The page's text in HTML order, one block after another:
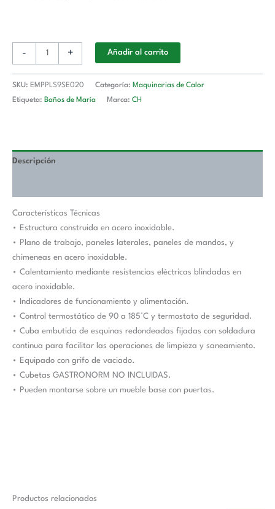
- + Añadir al carrito
SKU: EMPPLS9SE020 Categoría: Maquinarias de Calor
Etiqueta: Baños de María Marca: CH
Descripción
Características Técnicas
• Estructura construida en acero inoxidable.
• Plano de trabajo, paneles laterales, paneles de mandos, y
chimeneas en acero inoxidable.
• Calentamiento mediante resistencias eléctricas blindadas en
acero inoxidable.
• Indicadores de funcionamiento y alimentación.
• Control termostático de 90 a 185°C y termostato de seguridad.
• Cuba embutida de esquinas redondeadas fijadas con soldadura
continua para facilitar las operaciones de limpieza y saneamiento.
• Equipado con grifo de vaciado.
• Cubetas GASTRONORM NO INCLUIDAS.
• Pueden montarse sobre un mueble base con puertas.
Productos relacionados